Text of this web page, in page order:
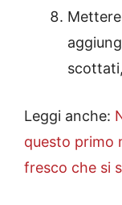
Leggi anche:
questo primo
fresco che si